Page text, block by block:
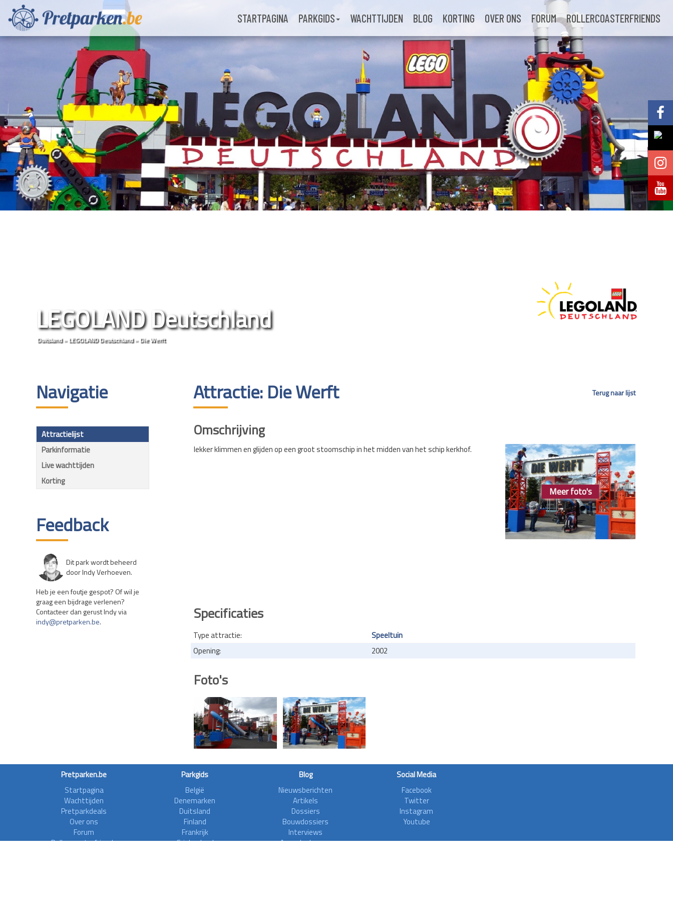
STARTPAGINA PARKGIDS WACHTTIJDEN BLOG KORTING OVER ONS FORUM ROLLERCOASTERFRIENDS
Volg @Pretparkenbe
Volg @Pretparkenbe
Volg @Pretparken.be
Volg @Pretparkenbe
LEGOLAND Deutschland
Duitsland»LEGOLAND Deutschland»Die Werft
Navigatie
Attractielijst
Parkinformatie
Live wachttijden
Korting
Feedback
Dit park wordt beheerd
door Indy Verhoeven.
Heb je een foutje gespot? Of wil je
graag een bijdrage verlenen?
Contacteer dan gerust Indy via
indy@pretparken.be.
Attractie: Die Werft Terug naar lijst
Omschrijving
Meer foto's
lekker klimmen en glijden op een groot stoomschip in het midden van het schip kerkhof.
Specificaties
Type attractie:
Speeltuin
Opening:
2002
Foto's
Pretparken.be
Startpagina
Wachttijden
Pretparkdeals
Over ons
Forum
Rollercoasterfriends
Parkgids
België
Denemarken
Duitsland
Finland
Frankrijk
Griekenland
Blog
Nieuwsberichten
Artikels
Dossiers
Bouwdossiers
Interviews
Aanvalsplannen
Social Media
Facebook
Twitter
Instagram
Youtube